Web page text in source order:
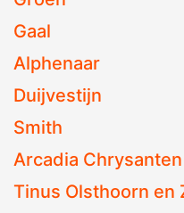
Gaal
Alphenaar
Duijvestijn
Smith
Arcadia Chrysanten
Tinus Olsthoorn en